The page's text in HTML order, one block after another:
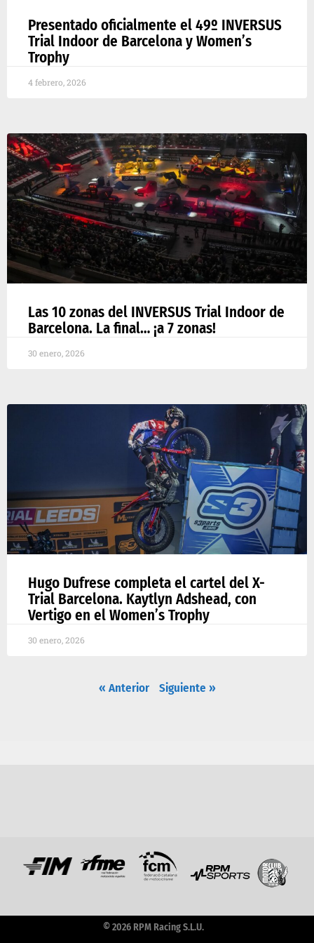
Presentado oficialmente el 49º INVERSUS
Trial Indoor de Barcelona y Women’s
Trophy
4 febrero, 2026
Las 10 zonas del INVERSUS Trial Indoor de
Barcelona. La final… ¡a 7 zonas!
30 enero, 2026
Hugo Dufrese completa el cartel del X-
Trial Barcelona. Kaytlyn Adshead, con
Vertigo en el Women’s Trophy
30 enero, 2026
« Anterior Siguiente »
© 2026 RPM Racing S.L.U.